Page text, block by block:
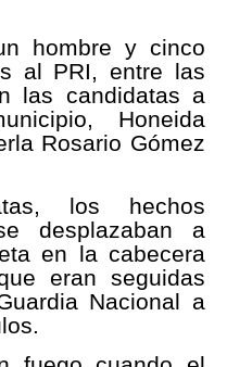
hombre y cinco
al PRI, entre las
las candidatas a
Honeida
Rosario Gómez
los hechos
desplazaban a
en la cabecera
eran seguidas
Nacional a